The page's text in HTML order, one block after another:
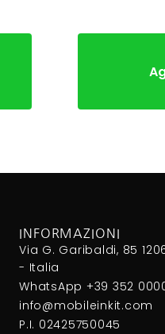
INFORMAZIONI
Via G. Garibaldi, 85
- Italia
WhatsApp +39 352
info@mobileinkit.com
P.I. 02425750045